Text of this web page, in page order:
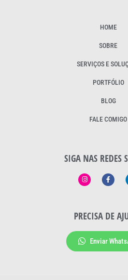
HOME
SOBRE
SERVIÇOS E
PORTFÓLIO
BLOG
FALE COMIGO
SIGA NAS REDES
PRECISA DE
Enviar